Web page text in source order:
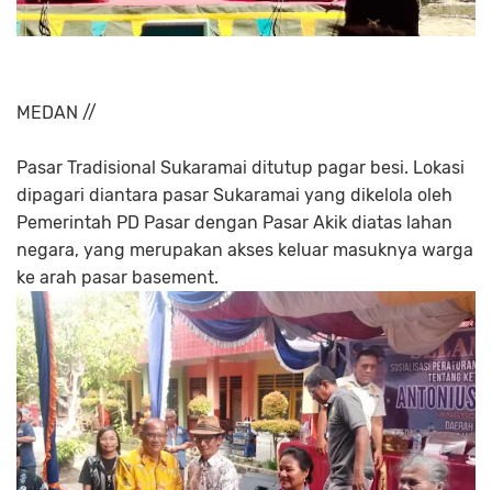
MEDAN //
Pasar Tradisional Sukaramai ditutup pagar besi. Lokasi
dipagari diantara pasar Sukaramai yang dikelola oleh
Pemerintah PD Pasar dengan Pasar Akik diatas lahan
negara, yang merupakan akses keluar masuknya warga
ke arah pasar basement.